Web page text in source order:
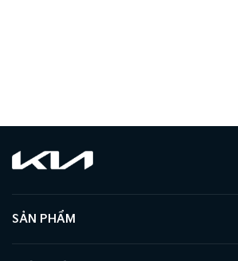
SẢN PHẨM